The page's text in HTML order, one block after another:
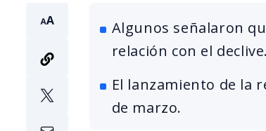
Algunos señalaron
relación con el declive.
El lanzamiento de la
de marzo.